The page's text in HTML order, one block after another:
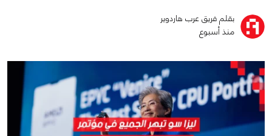
بقلم فريق عرب هاردوير
منذ أسبوع